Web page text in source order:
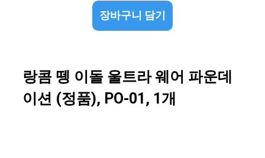
장바구니 담기
랑콤 뗑 이돌 울트라 웨어 파운데
이션 (정품), PO-01, 1개